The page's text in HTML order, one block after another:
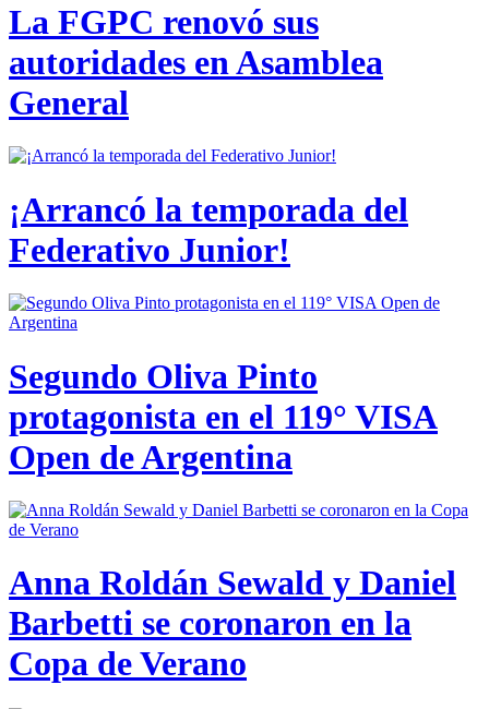
La FGPC renovó sus
autoridades en Asamblea
General
¡Arrancó la temporada del
Federativo Junior!
Segundo Oliva Pinto
protagonista en el 119° VISA
Open de Argentina
Anna Roldán Sewald y Daniel
Barbetti se coronaron en la
Copa de Verano